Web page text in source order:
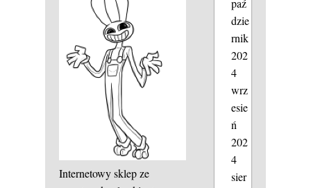
Internetowy sklep ze
dzie
rnik
202
4
wrz
esie
ń
202
4
sier